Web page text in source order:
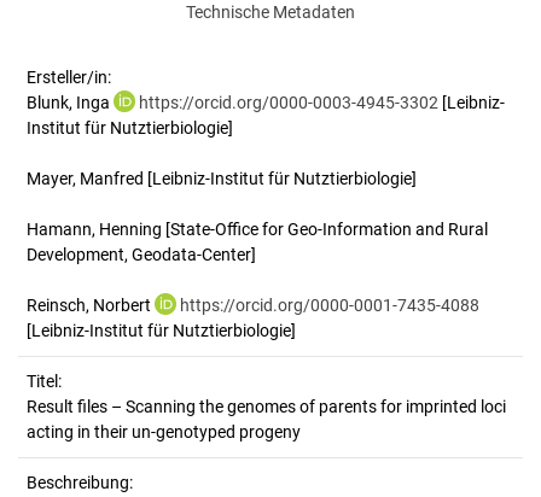
Technische Metadaten
Ersteller/in:
Blunk, Inga
https://orcid.org/0000-0003-4945-3302 [Leibniz-
Institut für Nutztierbiologie]
Mayer, Manfred [Leibniz-Institut für Nutztierbiologie]
Hamann, Henning [State-Office for Geo-Information and Rural
Development, Geodata-Center]
Reinsch, Norbert
https://orcid.org/0000-0001-7435-4088
[Leibniz-Institut für Nutztierbiologie]
Titel:
Result files – Scanning the genomes of parents for imprinted loci
acting in their un-genotyped progeny
Beschreibung: